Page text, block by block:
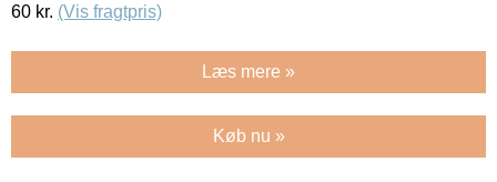
60 kr. (Vis fragtpris)
Læs mere »
Køb nu »